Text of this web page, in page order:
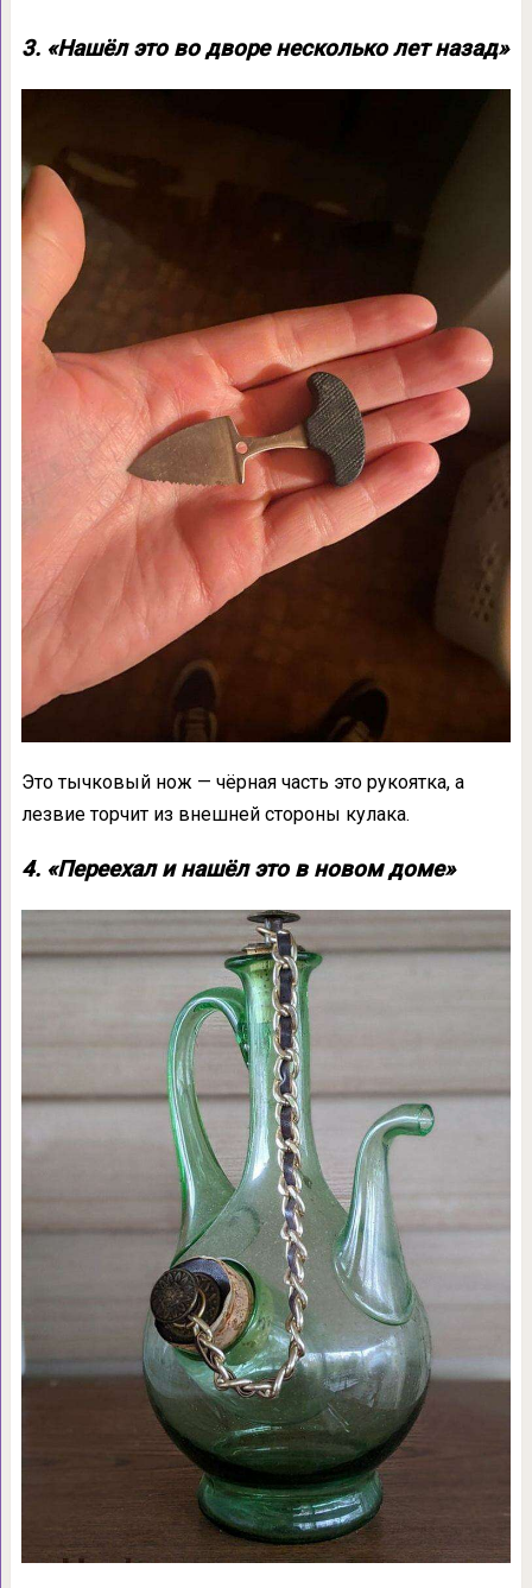
3. «Нашёл это во дворе несколько лет назад»
Это тычковый нож — чёрная часть это рукоятка, а
лезвие торчит из внешней стороны кулака.
4. «Переехал и нашёл это в новом доме»